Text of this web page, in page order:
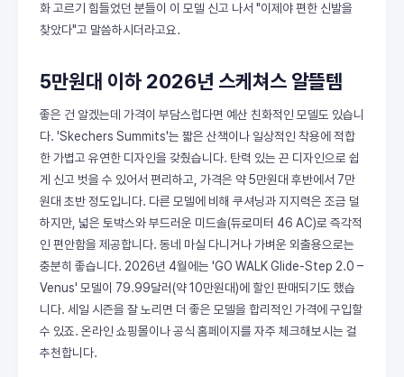
화 고르기 힘들었던 분들이 이 모델 신고 나서 "이제야 편한 신발을
찾았다"고 말씀하시더라고요.
5만원대 이하 2026년 스케쳐스 알뜰템
좋은 건 알겠는데 가격이 부담스럽다면 예산 친화적인 모델도 있습니
다. 'Skechers Summits'는 짧은 산책이나 일상적인 착용에 적합
한 가볍고 유연한 디자인을 갖췄습니다. 탄력 있는 끈 디자인으로 쉽
게 신고 벗을 수 있어서 편리하고, 가격은 약 5만원대 후반에서 7만
원대 초반 정도입니다. 다른 모델에 비해 쿠셔닝과 지지력은 조금 덜
하지만, 넓은 토박스와 부드러운 미드솔(듀로미터 46 AC)로 즉각적
인 편안함을 제공합니다. 동네 마실 다니거나 가벼운 외출용으로는
충분히 좋습니다. 2026년 4월에는 'GO WALK Glide-Step 2.0 –
Venus' 모델이 79.99달러(약 10만원대)에 할인 판매되기도 했습
니다. 세일 시즌을 잘 노리면 더 좋은 모델을 합리적인 가격에 구입할
수 있죠. 온라인 쇼핑몰이나 공식 홈페이지를 자주 체크해보시는 걸
추천합니다.